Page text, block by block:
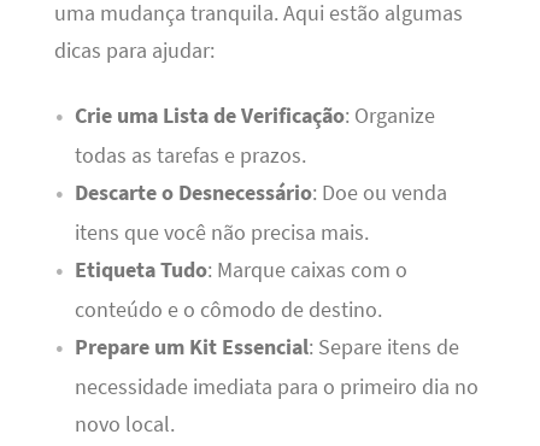
uma mudança tranquila. Aqui estão algumas
dicas para ajudar:
Crie uma Lista de Verificação: Organize
todas as tarefas e prazos.
Descarte o Desnecessário: Doe ou venda
itens que você não precisa mais.
Etiqueta Tudo: Marque caixas com o
conteúdo e o cômodo de destino.
Prepare um Kit Essencial: Separe itens de
necessidade imediata para o primeiro dia no
novo local.